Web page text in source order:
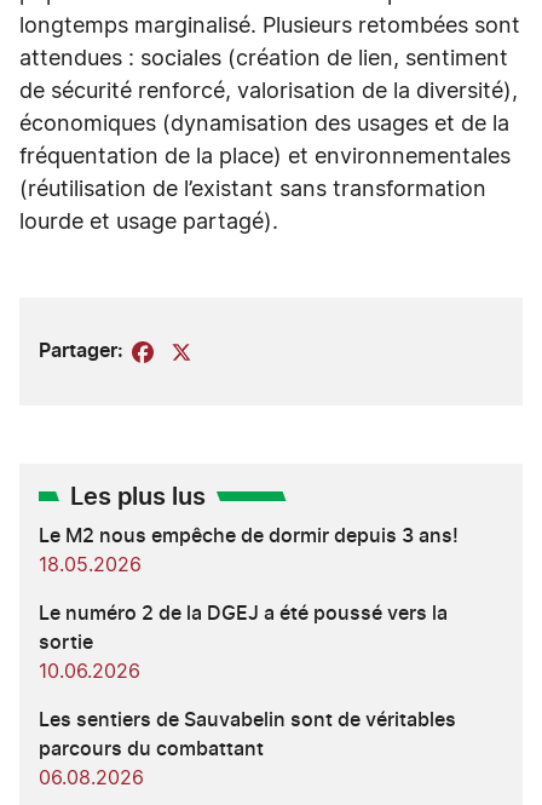
longtemps marginalisé. Plusieurs retombées sont
attendues : sociales (création de lien, sentiment
de sécurité renforcé, valorisation de la diversité),
économiques (dynamisation des usages et de la
fréquentation de la place) et environnementales
(réutilisation de l’existant sans transformation
lourde et usage partagé).
Partager: Facebook
Les plus lus
Le M2 nous empêche de dormir depuis 3 ans!
18.05.2026
Le numéro 2 de la DGEJ a été poussé vers la
sortie
10.06.2026
Les sentiers de Sauvabelin sont de véritables
parcours du combattant
06.08.2026